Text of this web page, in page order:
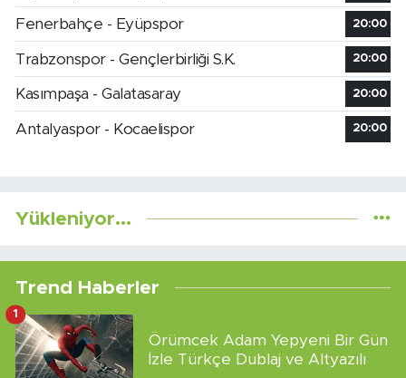
Fenerbahçe - Eyüpspor 20:00
Trabzonspor - Gençlerbirliği S.K. 20:00
Kasımpaşa - Galatasaray 20:00
Antalyaspor - Kocaelispor 20:00
Yükleniyor...
Trend Haberler
Örümcek Adam Yepyeni Bir Gün
İzle Türkçe Dublaj ve Altyazılı
1